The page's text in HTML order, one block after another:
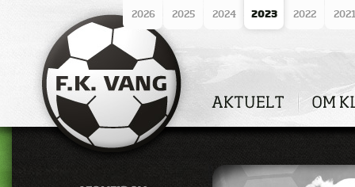
2026 2025 2024 2023 2022